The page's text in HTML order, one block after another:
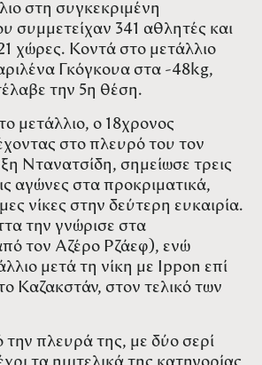
στη συγκεκριμένη
συμμετείχαν 341 αθλητές και
χώρες. Κοντά στο μετάλλιο
Γκόγκουα στα -48kg,
την 5η θέση.
μετάλλιο, ο 18χρονος
στο πλευρό του τον
Ντανατσίδη, σημείωσε τρεις
αγώνες στα προκριματικά,
νίκες στην δεύτερη ευκαιρία.
την γνώρισε στα
τον Αζέρο Ρζάεφ), ενώ
μετά τη νίκη με Ippon επί
Καζακστάν, στον τελικό των
πλευρά της, με δύο σερί